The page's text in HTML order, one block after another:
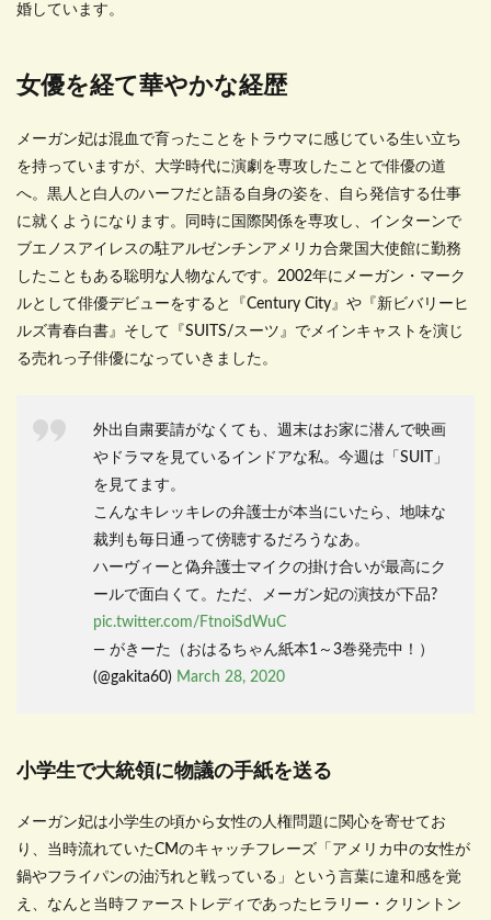
婚しています。
女優を経て華やかな経歴
メーガン妃は混血で育ったことをトラウマに感じている生い立ち
を持っていますが、大学時代に演劇を専攻したことで俳優の道
へ。黒人と白人のハーフだと語る自身の姿を、自ら発信する仕事
に就くようになります。同時に国際関係を専攻し、インターンで
ブエノスアイレスの駐アルゼンチンアメリカ合衆国大使館に勤務
したこともある聡明な人物なんです。2002年にメーガン・マーク
ルとして俳優デビューをすると『Century City』や『新ビバリーヒ
ルズ青春白書』そして『SUITS/スーツ』でメインキャストを演じ
る売れっ子俳優になっていきました。
外出自粛要請がなくても、週末はお家に潜んで映画
やドラマを見ているインドアな私。今週は「SUIT」
を見てます。
こんなキレッキレの弁護士が本当にいたら、地味な
裁判も毎日通って傍聴するだろうなあ。
ハーヴィーと偽弁護士マイクの掛け合いが最高にク
ールで面白くて。ただ、メーガン妃の演技が下品?
pic.twitter.com/FtnoiSdWuC
— がきーた（おはるちゃん紙本1～3巻発売中！）
(@gakita60) March 28, 2020
小学生で大統領に物議の手紙を送る
メーガン妃は小学生の頃から女性の人権問題に関心を寄せてお
り、当時流れていたCMのキャッチフレーズ「アメリカ中の女性が
鍋やフライパンの油汚れと戦っている」という言葉に違和感を覚
え、なんと当時ファーストレディであったヒラリー・クリントン